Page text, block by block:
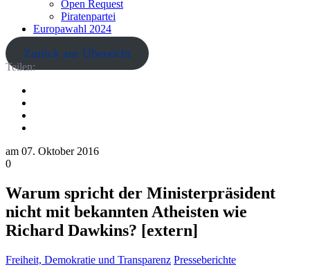
Open Request
Piratenpartei
Europawahl 2024
Zurück zur Übersicht
Teilen:
am 07. Oktober 2016
0
Warum spricht der Ministerpräsident
nicht mit bekannten Atheisten wie
Richard Dawkins? [extern]
Freiheit, Demokratie und Transparenz Presseberichte